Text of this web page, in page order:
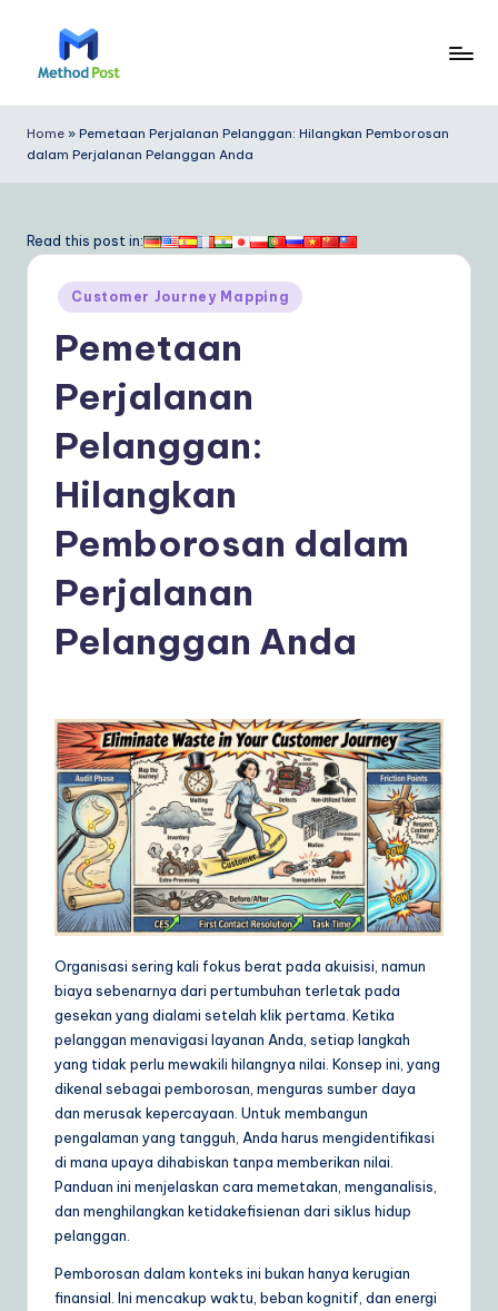
e
t
o
In
si
D
ai
ly
G
ui
d
o
A
Home » Pemetaan Perjalanan Pelanggan: Hilangkan Pemborosan
dalam Perjalanan Pelanggan Anda
Read this post in:
Posted
in
Customer Journey Mapping
Pemetaan
Perjalanan
Pelanggan:
Hilangkan
Pemborosan dalam
Perjalanan
Pelanggan Anda
Organisasi sering kali fokus berat pada akuisisi, namun
biaya sebenarnya dari pertumbuhan terletak pada
gesekan yang dialami setelah klik pertama. Ketika
pelanggan menavigasi layanan Anda, setiap langkah
yang tidak perlu mewakili hilangnya nilai. Konsep ini, yang
dikenal sebagai pemborosan, menguras sumber daya
dan merusak kepercayaan. Untuk membangun
pengalaman yang tangguh, Anda harus mengidentifikasi
di mana upaya dihabiskan tanpa memberikan nilai.
Panduan ini menjelaskan cara memetakan, menganalisis,
dan menghilangkan ketidakefisienan dari siklus hidup
pelanggan.
Pemborosan dalam konteks ini bukan hanya kerugian
finansial. Ini mencakup waktu, beban kognitif, dan energi